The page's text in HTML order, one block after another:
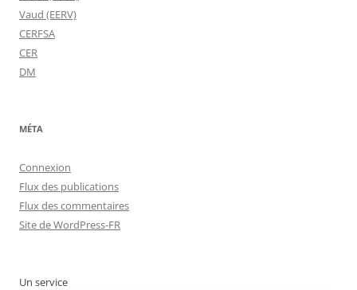
Vaud (EERV)
CERFSA
CER
DM
MÉTA
Connexion
Flux des publications
Flux des commentaires
Site de WordPress-FR
Un service